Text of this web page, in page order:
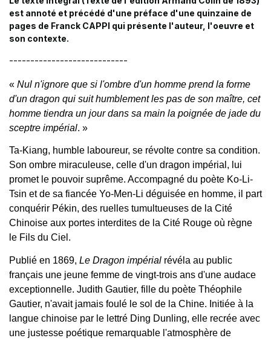
est annoté et précédé d'une préface d'une quinzaine de
pages de Franck CAPPI qui présente l'auteur, l'oeuvre et
son contexte.
----------------------------
« Nul n'ignore que si l'ombre d'un homme prend la forme
d'un dragon qui suit humblement les pas de son maître, cet
homme tiendra un jour dans sa main la poignée de jade du
sceptre impérial. »
Ta-Kiang, humble laboureur, se révolte contre sa condition.
Son ombre miraculeuse, celle d'un dragon impérial, lui
promet le pouvoir suprême. Accompagné du poète Ko-Li-
Tsin et de sa fiancée Yo-Men-Li déguisée en homme, il part
conquérir Pékin, des ruelles tumultueuses de la Cité
Chinoise aux portes interdites de la Cité Rouge où règne
le Fils du Ciel.
Publié en 1869, Le Dragon impérial révéla au public
français une jeune femme de vingt-trois ans d'une audace
exceptionnelle. Judith Gautier, fille du poète Théophile
Gautier, n'avait jamais foulé le sol de la Chine. Initiée à la
langue chinoise par le lettré Ding Dunling, elle recrée avec
une justesse poétique remarquable l'atmosphère de